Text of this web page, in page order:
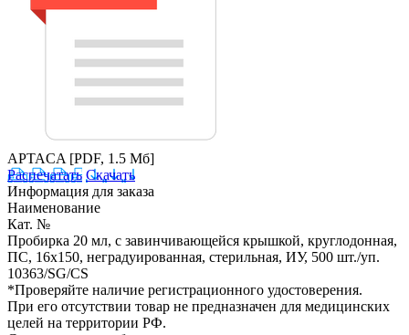
APTACA [PDF, 1.5 Мб]
Распечатать Скачать
Информация для заказа
Наименование
Кат. №
Пробирка 20 мл, с завинчивающейся крышкой, круглодонная,
ПС, 16х150, неградуированная, стерильная, ИУ, 500 шт./уп.
10363/SG/CS
*Проверяйте наличие регистрационного удостоверения.
При его отсутствии товар не предназначен для медицинских
целей на территории РФ.